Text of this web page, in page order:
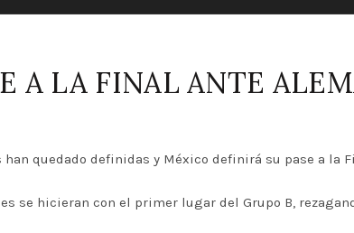
A LA FINAL ANTE
han quedado definidas y México definirá su pase a la
se hicieran con el primer lugar del Grupo B,